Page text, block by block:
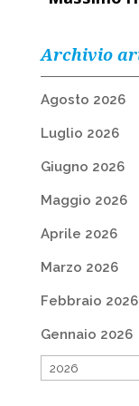
Archivio
Agosto 2026
Luglio 2026
Giugno 2026
Maggio 2026
Aprile 2026
Marzo 2026
Febbraio 2026
Gennaio 2026